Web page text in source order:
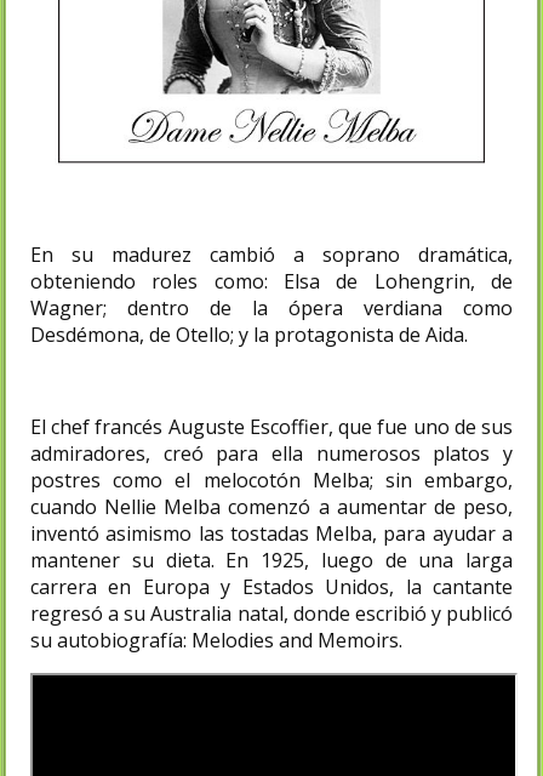
En su madurez cambió a soprano dramática,
obteniendo roles como: Elsa de Lohengrin, de
Wagner; dentro de la ópera verdiana como
Desdémona, de Otello; y la protagonista de Aida.
El chef francés Auguste Escoffier, que fue uno de sus
admiradores, creó para ella numerosos platos y
postres como el melocotón Melba; sin embargo,
cuando Nellie Melba comenzó a aumentar de peso,
inventó asimismo las tostadas Melba, para ayudar a
mantener su dieta. En 1925, luego de una larga
carrera en Europa y Estados Unidos, la cantante
regresó a su Australia natal, donde escribió y publicó
su autobiografía: Melodies and Memoirs.